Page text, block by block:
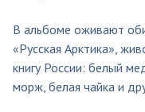
В альбоме оживают
«Русская Арктика»,
книгу России: белый
морж, белая чайка и